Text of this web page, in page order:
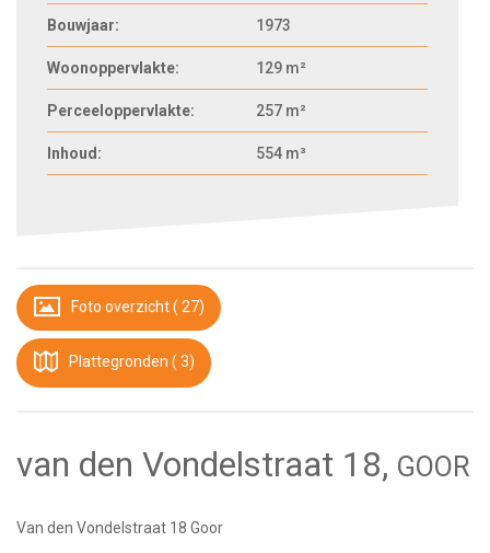
Bouwjaar: 1973
Woonoppervlakte: 129 m²
Perceeloppervlakte: 257 m²
Inhoud: 554 m³
Foto overzicht ( 27)
Plattegronden ( 3)
van den Vondelstraat 18, GOOR
Van den Vondelstraat 18 Goor